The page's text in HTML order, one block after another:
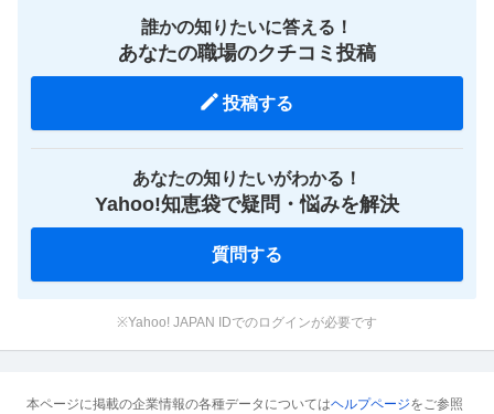
誰かの知りたいに答える！
あなたの職場のクチコミ投稿
投稿する
あなたの知りたいがわかる！
Yahoo!知恵袋で疑問・悩みを解決
質問する
※Yahoo! JAPAN IDでのログインが必要です
本ページに掲載の企業情報の各種データについてはヘルプページをご参照